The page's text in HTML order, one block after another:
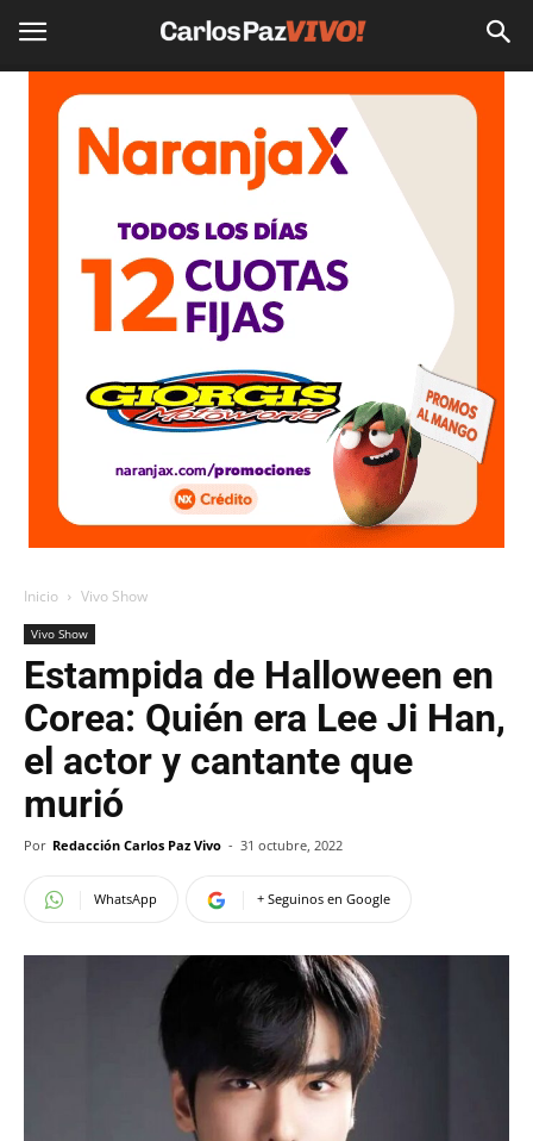
Inicio Vivo Show
Vivo Show
Estampida de Halloween en
Corea: Quién era Lee Ji Han,
el actor y cantante que
murió
Por Redacción Carlos Paz Vivo - 31 octubre, 2022
WhatsApp + Seguinos en Google